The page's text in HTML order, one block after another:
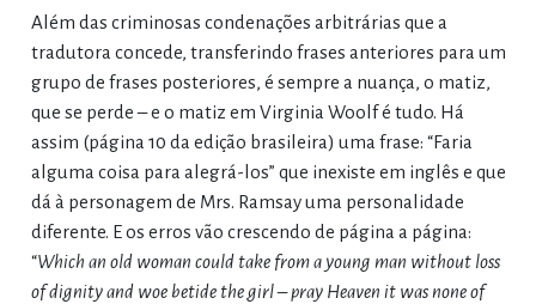
Além das criminosas condenações arbitrárias que a
tradutora concede, transferindo frases anteriores para um
grupo de frases posteriores, é sempre a nuança, o matiz,
que se perde – e o matiz em Virginia Woolf é tudo. Há
assim (página 10 da edição brasileira) uma frase: “Faria
alguma coisa para alegrá-los” que inexiste em inglês e que
dá à personagem de Mrs. Ramsay uma personalidade
diferente. E os erros vão crescendo de página a página:
“Which an old woman could take from a young man without loss
of dignity and woe betide the girl – pray Heaven it was none of